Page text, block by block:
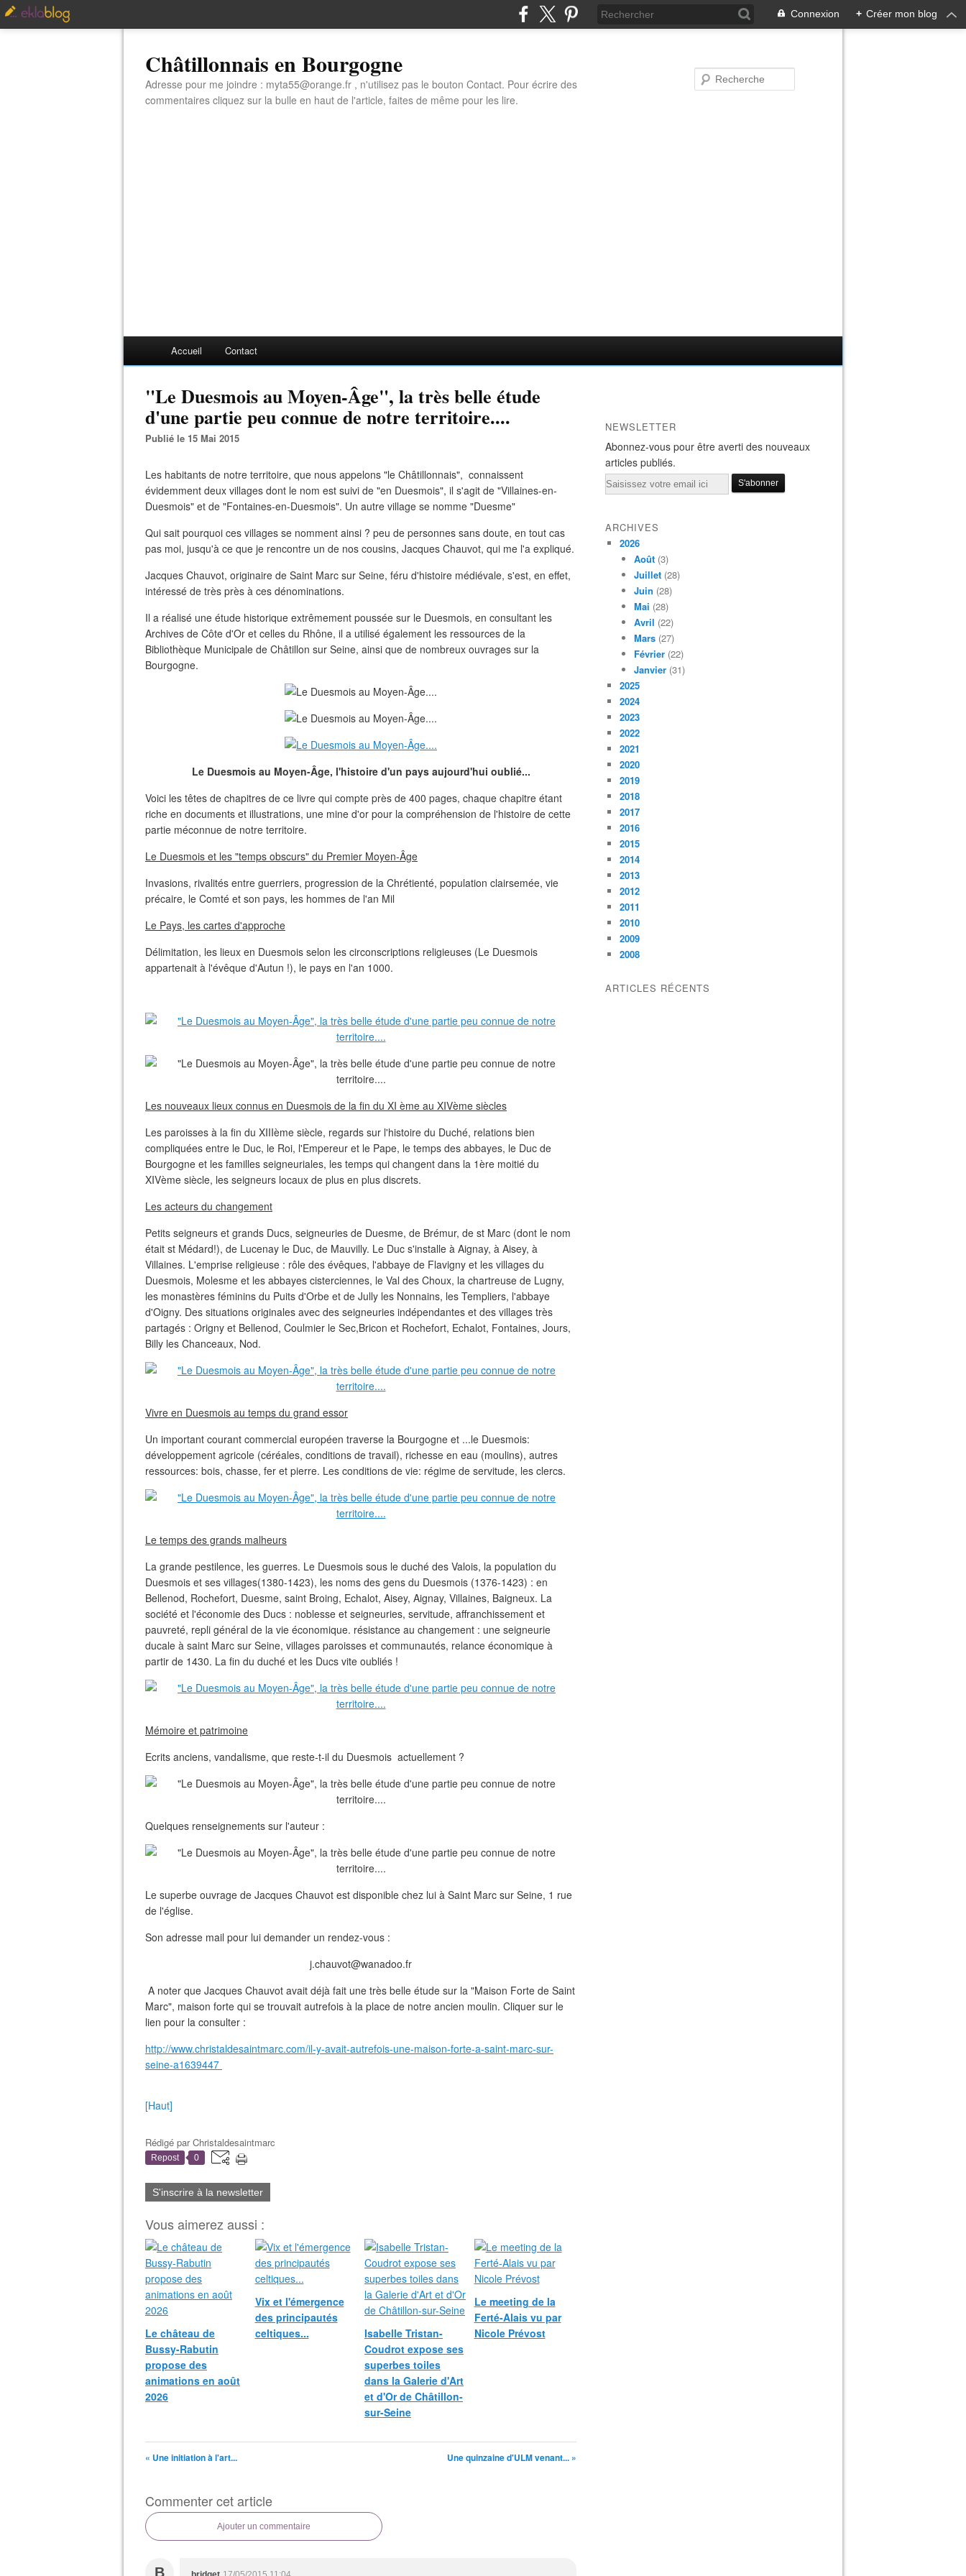
Connexion + Créer mon blog
Châtillonnais en Bourgogne
Adresse pour me joindre : myta55@orange.fr , n'utilisez pas le bouton Contact. Pour écrire des
commentaires cliquez sur la bulle en haut de l'article, faites de même pour les lire.
Accueil Contact
"Le Duesmois au Moyen-Âge", la très belle étude
d'une partie peu connue de notre territoire....
Publié le 15 Mai 2015
Les habitants de notre territoire, que nous appelons "le Châtillonnais", connaissent
évidemment deux villages dont le nom est suivi de "en Duesmois", il s'agit de "Villaines-en-
Duesmois" et de "Fontaines-en-Duesmois". Un autre village se nomme "Duesme"
Qui sait pourquoi ces villages se nomment ainsi ? peu de personnes sans doute, en tout cas
pas moi, jusqu'à ce que je rencontre un de nos cousins, Jacques Chauvot, qui me l'a expliqué.
Jacques Chauvot, originaire de Saint Marc sur Seine, féru d'histoire médiévale, s'est, en effet,
intéressé de très près à ces dénominations.
Il a réalisé une étude historique extrêmement poussée sur le Duesmois, en consultant les
Archives de Côte d'Or et celles du Rhône, il a utilisé également les ressources de la
Bibliothèque Municipale de Châtillon sur Seine, ainsi que de nombreux ouvrages sur la
Bourgogne.
Le Duesmois au Moyen-Âge, l'histoire d'un pays aujourd'hui oublié...
Voici les têtes de chapitres de ce livre qui compte près de 400 pages, chaque chapitre étant
riche en documents et illustrations, une mine d'or pour la compréhension de l'histoire de cette
partie méconnue de notre territoire.
Le Duesmois et les "temps obscurs" du Premier Moyen-Âge
Invasions, rivalités entre guerriers, progression de la Chrétienté, population clairsemée, vie
précaire, le Comté et son pays, les hommes de l'an Mil
Le Pays, les cartes d'approche
Délimitation, les lieux en Duesmois selon les circonscriptions religieuses (Le Duesmois
appartenait à l'évêque d'Autun !), le pays en l'an 1000.
Les nouveaux lieux connus en Duesmois de la fin du XI ème au XIVème siècles
Les paroisses à la fin du XIIIème siècle, regards sur l'histoire du Duché, relations bien
compliquées entre le Duc, le Roi, l'Empereur et le Pape, le temps des abbayes, le Duc de
Bourgogne et les familles seigneuriales, les temps qui changent dans la 1ère moitié du
XIVème siècle, les seigneurs locaux de plus en plus discrets.
Les acteurs du changement
Petits seigneurs et grands Ducs, seigneuries de Duesme, de Brémur, de st Marc (dont le nom
était st Médard!), de Lucenay le Duc, de Mauvilly. Le Duc s'installe à Aignay, à Aisey, à
Villaines. L'emprise religieuse : rôle des évêques, l'abbaye de Flavigny et les villages du
Duesmois, Molesme et les abbayes cisterciennes, le Val des Choux, la chartreuse de Lugny,
les monastères féminins du Puits d'Orbe et de Jully les Nonnains, les Templiers, l'abbaye
d'Oigny. Des situations originales avec des seigneuries indépendantes et des villages très
partagés : Origny et Bellenod, Coulmier le Sec,Bricon et Rochefort, Echalot, Fontaines, Jours,
Billy les Chanceaux, Nod.
Vivre en Duesmois au temps du grand essor
Un important courant commercial européen traverse la Bourgogne et ...le Duesmois:
développement agricole (céréales, conditions de travail), richesse en eau (moulins), autres
ressources: bois, chasse, fer et pierre. Les conditions de vie: régime de servitude, les clercs.
Le temps des grands malheurs
La grande pestilence, les guerres. Le Duesmois sous le duché des Valois, la population du
Duesmois et ses villages(1380-1423), les noms des gens du Duesmois (1376-1423) : en
Bellenod, Rochefort, Duesme, saint Broing, Echalot, Aisey, Aignay, Villaines, Baigneux. La
société et l'économie des Ducs : noblesse et seigneuries, servitude, affranchissement et
pauvreté, repli général de la vie économique. résistance au changement : une seigneurie
ducale à saint Marc sur Seine, villages paroisses et communautés, relance économique à
partir de 1430. La fin du duché et les Ducs vite oubliés !
Mémoire et patrimoine
Ecrits anciens, vandalisme, que reste-t-il du Duesmois actuellement ?
Quelques renseignements sur l'auteur :
Le superbe ouvrage de Jacques Chauvot est disponible chez lui à Saint Marc sur Seine, 1 rue
de l'église.
Son adresse mail pour lui demander un rendez-vous :
j.chauvot@wanadoo.fr
A noter que Jacques Chauvot avait déjà fait une très belle étude sur la "Maison Forte de Saint
Marc", maison forte qui se trouvait autrefois à la place de notre ancien moulin. Cliquer sur le
lien pour la consulter :
http://www.christaldesaintmarc.com/il-y-avait-autrefois-une-maison-forte-a-saint-marc-sur-
seine-a1639447
[Haut]
Rédigé parChristaldesaintmarc
Repost 0
S'inscrire à la newsletter
Vous aimerez aussi :
Le château de
Bussy-Rabutin
propose des
animations en août
2026
Vix et l'émergence
des principautés
celtiques...
Isabelle Tristan-
Coudrot expose ses
superbes toiles
dans la Galerie d'Art
et d'Or de Châtillon-
sur-Seine
Le meeting de la
Ferté-Alais vu par
Nicole Prévost
« Une initiation à l'art... Une quinzaine d'ULM venant... »
Commenter cet article
Ajouter un commentaire
B
NEWSLETTER
Abonnez-vous pour être averti des nouveaux
articles publiés.
Email
ARCHIVES
2026
Août (3)
Juillet (28)
Juin (28)
Mai (28)
Avril (22)
Mars (27)
Février (22)
Janvier (31)
2025
2024
2023
2022
2021
2020
2019
2018
2017
2016
2015
2014
2013
2012
2011
2010
2009
2008
ARTICLES RÉCENTS